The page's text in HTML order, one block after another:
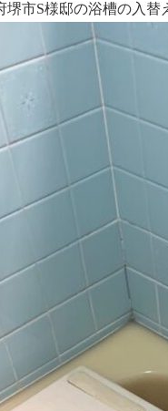
堺市S様邸の浴槽の入替